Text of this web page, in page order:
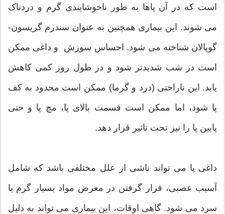
است که در آن پاها به طور ناخوشایندی گرم و دردناک
می شوند. این بیماری همچنین به عنوان سندرم گریسون-
گوپالان شناخته می شود. احساس سوزش و داغی ممکن
است در شب شدیدتر شود و در طول روز کمی کاهش
یابد. این ناراحتی (درد و گرما) ممکن است محدود به کف
پا شود، اما ممکن است قسمت بالای پا، مچ پا و حتی
پایین پا را نیز تحت تاثیر قرار دهد.
داغی پا می تواند ناشی از علل مختلفی باشد که شامل
آسیب عصبی، قرار گرفتن در معرض مواد بسیار گرم یا
سرد می شود. گاهی اوقات، این بیماری می تواند به دلیل